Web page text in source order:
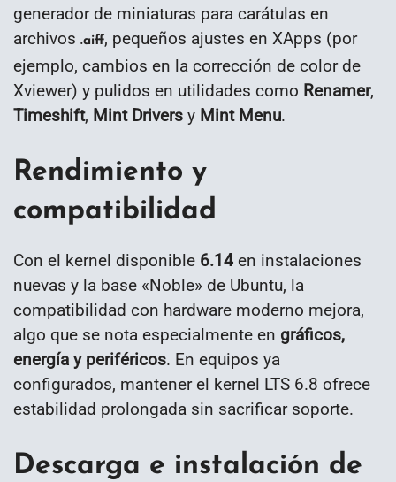
generador de miniaturas para carátulas en
archivos .aiff, pequeños ajustes en XApps (por
ejemplo, cambios en la corrección de color de
Xviewer) y pulidos en utilidades como Renamer,
Timeshift, Mint Drivers y Mint Menu.
Rendimiento y
compatibilidad
Con el kernel disponible 6.14 en instalaciones
nuevas y la base «Noble» de Ubuntu, la
compatibilidad con hardware moderno mejora,
algo que se nota especialmente en gráficos,
energía y periféricos. En equipos ya
configurados, mantener el kernel LTS 6.8 ofrece
estabilidad prolongada sin sacrificar soporte.
Descarga e instalación de